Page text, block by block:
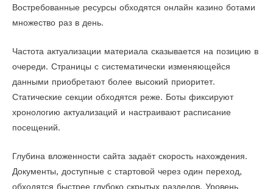
Востребованные ресурсы обходятся онлайн казино ботами
множество раз в день.
Частота актуализации материала сказывается на позицию в
очереди. Страницы с систематически изменяющейся
данными приобретают более высокий приоритет.
Статические секции обходятся реже. Боты фиксируют
хронологию актуализаций и настраивают расписание
посещений.
Глубина вложенности сайта задаёт скорость нахождения.
Документы, доступные с стартовой через один переход,
обходятся быстрее глубоко скрытых разделов. Уровень